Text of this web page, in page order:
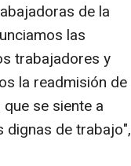
de la
las
trabajadores y
la readmisión de
se siente a
dignas de trabajo",